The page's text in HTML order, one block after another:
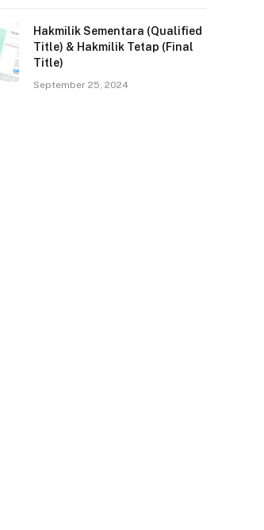
Hakmilik Sementara (Qualified
Title) & Hakmilik Tetap (Final
Title)
September 25, 2024